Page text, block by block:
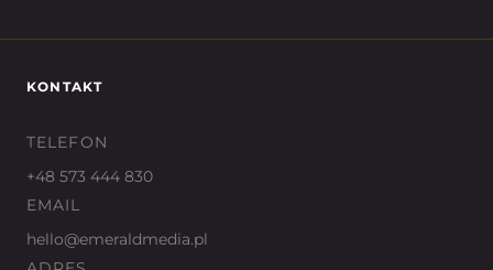
KONTAKT
TELEFON
+48 573 444 830
EMAIL
hello@emeraldmedia.pl